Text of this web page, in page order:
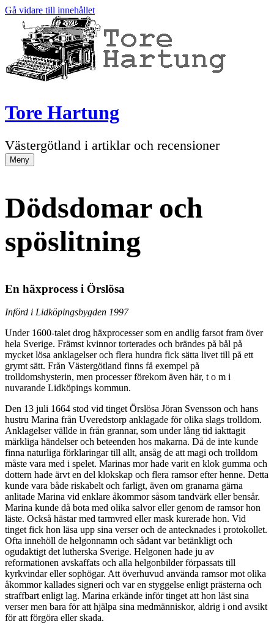
Gå vidare till innehållet
Tore Hartung
Västergötland i artiklar och recensioner
Meny
Dödsdomar och
spöslitning
En häxprocess i Örslösa
Införd i Lidköpingsbygden 1997
Under 1600-talet drog häxprocesser som en andlig farsot fram över
hela Sverige. Främst kvinnor torterades och brändes på bål på
mycket lösa anklagelser och flera hundra fick sätta livet till på ett
grymt sätt. Från Västergötland finns få exempel på
trolldomshysterin, men processer förekom även här, t o m i
nuvarande Lidköpings kommun.
Den 13 juli 1664 stod vid tinget Örslösa Jöran Svensson och hans
hustru Marina från Uveredstorp anklagade för olika slags trolldom.
Anklagelser vällde in från grannar, som under lång tid iakttagit
märkliga händelser och beteenden hos makarna. Då de inte kunde
finna naturliga förklaringar till allt, ansåg de att magi och trolldom
måste vara med i spelet. Marinas mor hade varit en klok gumma och
dottern hade ärvt en del klokskap och flera ramsor efter henne. Detta
kunde vara både riskabelt och farligt, även om granarna gärna
anlitade Marina vid enklare åkommor såsom tandvärk eller bensår.
Marina kunde då bota med olika salvor eller genom de ramsor hon
läste. Också hästar med tarmvred eller mask kurerade hon. Vid
tinget fick hon läsa upp sina verser och de antecknades i protokollet.
Ofta innehöll de helgonnamn och sådant var betänkligt och
ogudaktigt det lutherska Sverige. Helgonen hade ju av
reformationen avskaffats och alla helgonbilder förpassats till
kyrkvindar eller sophögar. Att överhuvud använda ramsor mot olika
åkommor kallades signeri och var en styggelse enligt prästerna och
straffbart enligt lag. Marina erkände inför tinget att hon läst sina
verser men bara för att hjälpa sina medmänniskor, aldrig i ond avsikt
för att förgöra eller skada.